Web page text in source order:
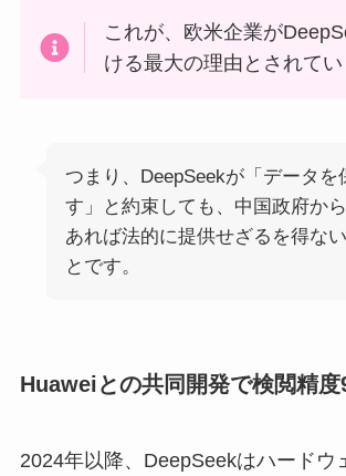
これが、欧米企業が
ける最大の理由とされてい
つまり、DeepSeekが「データを
す」と約束しても、中国政府か
あれば法的に提供せざるを得な
とです。
Huaweiとの共同開発で検閲精
2024年以降、DeepSeekはハードウ